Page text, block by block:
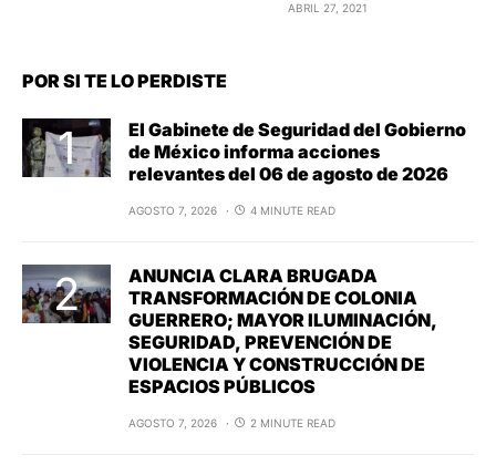
ABRIL 27, 2021
POR SI TE LO PERDISTE
El Gabinete de Seguridad del Gobierno
de México informa acciones
relevantes del 06 de agosto de 2026
AGOSTO 7, 2026 4 MINUTE READ
ANUNCIA CLARA BRUGADA
TRANSFORMACIÓN DE COLONIA
GUERRERO; MAYOR ILUMINACIÓN,
SEGURIDAD, PREVENCIÓN DE
VIOLENCIA Y CONSTRUCCIÓN DE
ESPACIOS PÚBLICOS
AGOSTO 7, 2026 2 MINUTE READ